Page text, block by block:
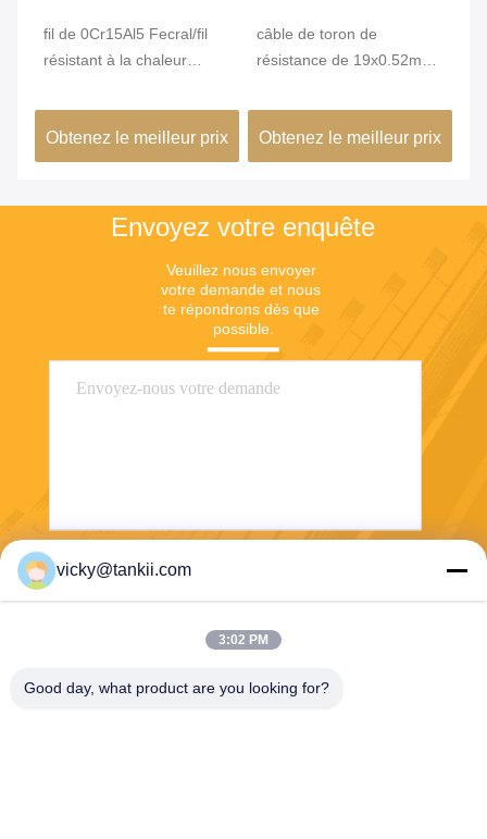
fil de 0Cr15Al5 Fecral/fil
résistant à la chaleur
Obtenez le meilleur prix
câble de toron de
résistance de 19x0.52mm
éléments de chauffe
Obtenez le meilleur prix
Envoyez votre enquête
Veuillez nous envoyer
votre demande et nous
te répondrons dès que
possible.
vicky@tankii.com
3:02 PM
Good day, what product are you looking for?